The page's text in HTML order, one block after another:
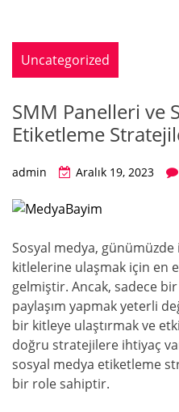
Uncategorized
SMM Panelleri ve
Etiketleme
admin Aralık 19, 2023
Sosyal medya,
kitlelerine ulaşmak için en
gelmiştir. Ancak, sadece
paylaşım yapmak yeterli
bir kitleye ulaştırmak ve
doğru stratejilere ihtiyaç
sosyal medya etiketleme
bir role sahiptir.